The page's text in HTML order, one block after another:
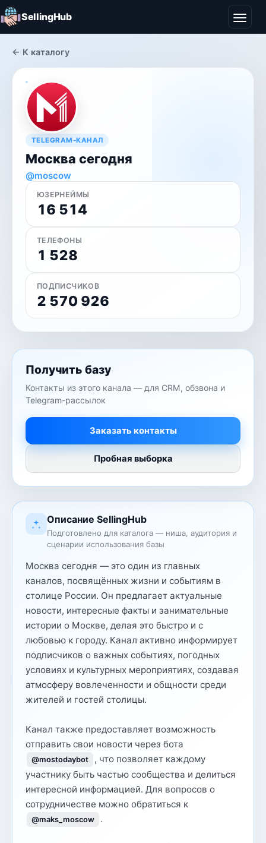
SellingHub
← К каталогу
TELEGRAM-КАНАЛ
Москва сегодня
@moscow
ЮЗЕРНЕЙМЫ
16 514
ТЕЛЕФОНЫ
1 528
ПОДПИСЧИКОВ
2 570 926
Описание SellingHub
Подготовлено для каталога — ниша, аудитория и
сценарии использования базы
Москва сегодня — это один из главных
каналов, посвящённых жизни и событиям в
столице России. Он предлагает актуальные
новости, интересные факты и занимательные
истории о Москве, делая это быстро и с
любовью к городу. Канал активно информирует
подписчиков о важных событиях, погодных
условиях и культурных мероприятиях, создавая
атмосферу вовлеченности и общности среди
жителей и гостей столицы.
Канал также предоставляет возможность
отправить свои новости через бота
@mostodaybot
, что позволяет каждому
участнику быть частью сообщества и делиться
интересной информацией. Для вопросов о
сотрудничестве можно обратиться к
@maks_moscow .
Получить базу
Контакты из этого канала — для CRM, обзвона и
Telegram-рассылок
Заказать контакты
Пробная выборка